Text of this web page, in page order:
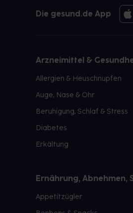
Die gesund.de App
Arzneimittel &
Allergien & Heuschnupfen
Auge, Nase & Ohr
Beruhigung, Schlaf & Stress
Diabetes
Erkältung
Ernährung, Abnehmen,
Appetitzügler